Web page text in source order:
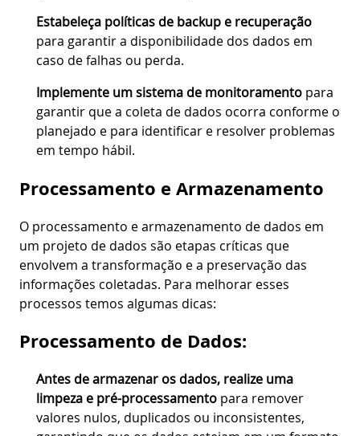
Estabeleça políticas de backup e recuperação
para garantir a disponibilidade dos dados em
caso de falhas ou perda.
Implemente um sistema de monitoramentopara
garantir que a coleta de dados ocorra conforme o
planejado e para identificar e resolver problemas
em tempo hábil.
Processamento e Armazenamento
O processamento e armazenamento de dados em
um projeto de dados são etapas críticas que
envolvem a transformação e a preservação das
informações coletadas. Para melhorar esses
processos temos algumas dicas:
Processamento de Dados:
Antes de armazenar os dados, realize uma
limpeza e pré-processamentopara remover
valores nulos, duplicados ou inconsistentes,